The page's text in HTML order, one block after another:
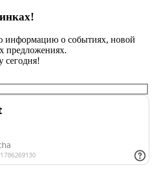
информацию о событиях, новой
предложениях.
сегодня!